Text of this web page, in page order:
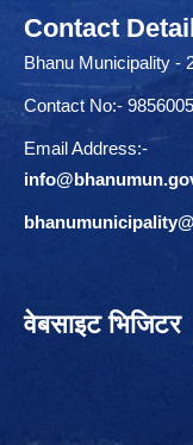
Contact
Bhanu Municipality -
Contact No:-
Email Address:-
वेबसाइट भिजिटर